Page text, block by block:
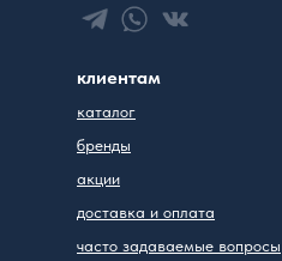
каталог
бренды
акции
доставка и оплата
часто задаваемые вопросы
клиентам